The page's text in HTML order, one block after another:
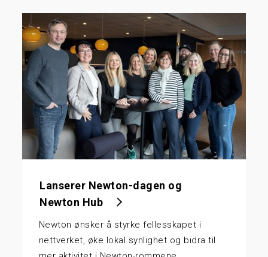
Lanserer Newton-dagen og
Newton Hub
Newton ønsker å styrke fellesskapet i
nettverket, øke lokal synlighet og bidra til